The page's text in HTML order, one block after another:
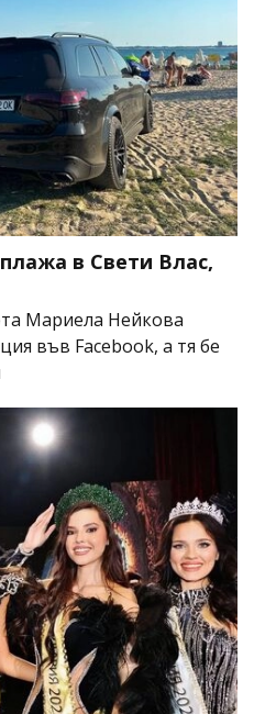
в Свети Влас,
Мариела Нейкова
във Facebook, а тя бе